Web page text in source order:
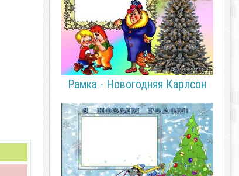
Рамка - Новогодняя Карлсон